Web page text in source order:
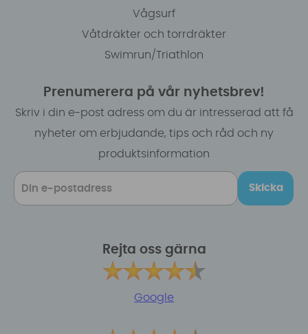
Vågsurf
Våtdräkter och torrdräkter
Swimrun/Triathlon
Prenumerera på vår nyhetsbrev!
Skriv i din e-post adress om du är intresserad att få
nyheter om erbjudande, tips och råd och ny
produktsinformation
Skicka
Rejta oss gärna
Google